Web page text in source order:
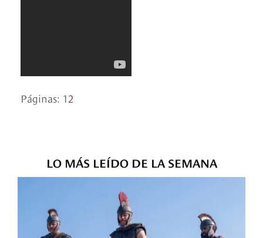
Páginas: 12
LO MÁS LEÍDO DE LA SEMANA